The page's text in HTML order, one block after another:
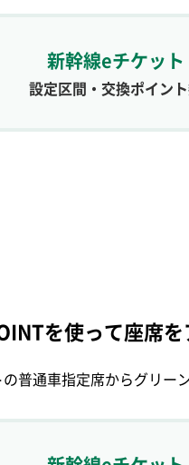
新幹線eチケット
設定区間・交換ポイン
を使って座席
普通車指定席からグリー